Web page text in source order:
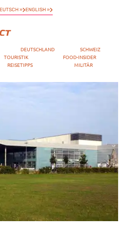
» ENGLISH »
DEUTSCHLAND
SCHWEIZ
TOURISTIK
FOOD-INSIDER
REISETIPPS MILITÄR